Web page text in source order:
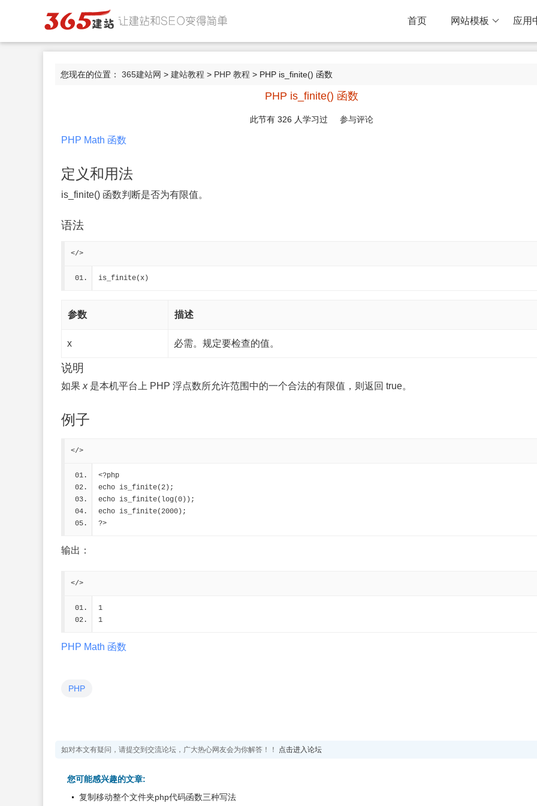
首页 网站模板 应用
您现在的位置： 365建站网 > 建站教程 > PHP 教程 > PHP is_finite() 函数
PHP is_finite() 函数
此节有 326 人学习过 参与评论
PHP Math 函数
定义和用法
is_finite() 函数判断是否为有限值。
语法
</>
is_finite(x)
参数 描述
x 必需。规定要检查的值。
说明
如果 x是本机平台上 PHP 浮点数所允许范围中的一个合法的有限值，则返回 true。
例子
</>
<?php
echo is_finite(2);
echo is_finite(log(0));
echo is_finite(2000);
?>
输出：
</>
1
1
PHP Math 函数
PHP
如对本文有疑问，请提交到交流论坛，广大热心网友会为你解答！！ 点击进入论坛
您可能感兴趣的文章:
复制移动整个文件夹php代码函数三种写法